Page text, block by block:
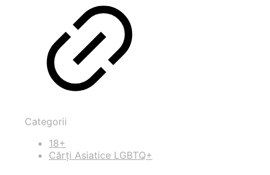
Categorii
18+
Cărți Asiatice LGBTQ+